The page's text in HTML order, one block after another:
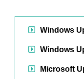
Windows
Windows
Microsoft